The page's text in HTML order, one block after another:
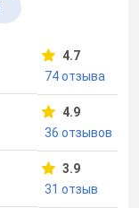
4.7
74 отзыва
4.9
36 отзывов
3.9
31 отзыв